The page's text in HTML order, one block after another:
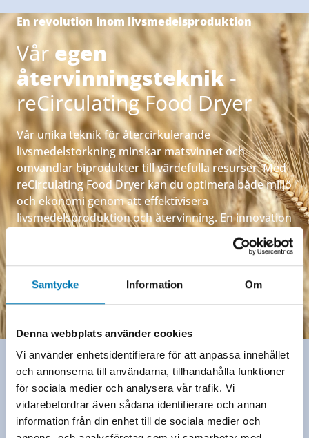
Samtycke Information Om
Denna webbplats använder cookies
Vi använder enhetsidentifierare för att anpassa innehållet
och annonserna till användarna, tillhandahålla funktioner
för sociala medier och analysera vår trafik. Vi
vidarebefordrar även sådana identifierare och annan
information från din enhet till de sociala medier och
En revolution inom livsmedelsproduktion
Vår egen
återvinningsteknik-
reCirculating Food Dryer
Vår unika teknik för återcirkulerande
livsmedelstorkning minskar matsvinnet och
omvandlar biprodukter till värdefulla resurser. Med
reCirculating Food Dryer kan du optimera både miljö
och ekonomi genom att effektivisera
livsmedelsproduktion och återvinning. En innovation
från Elajo som kan förändra hela branscher.
Effektiv fastighetsförvaltning med
skräddarsydda avtal